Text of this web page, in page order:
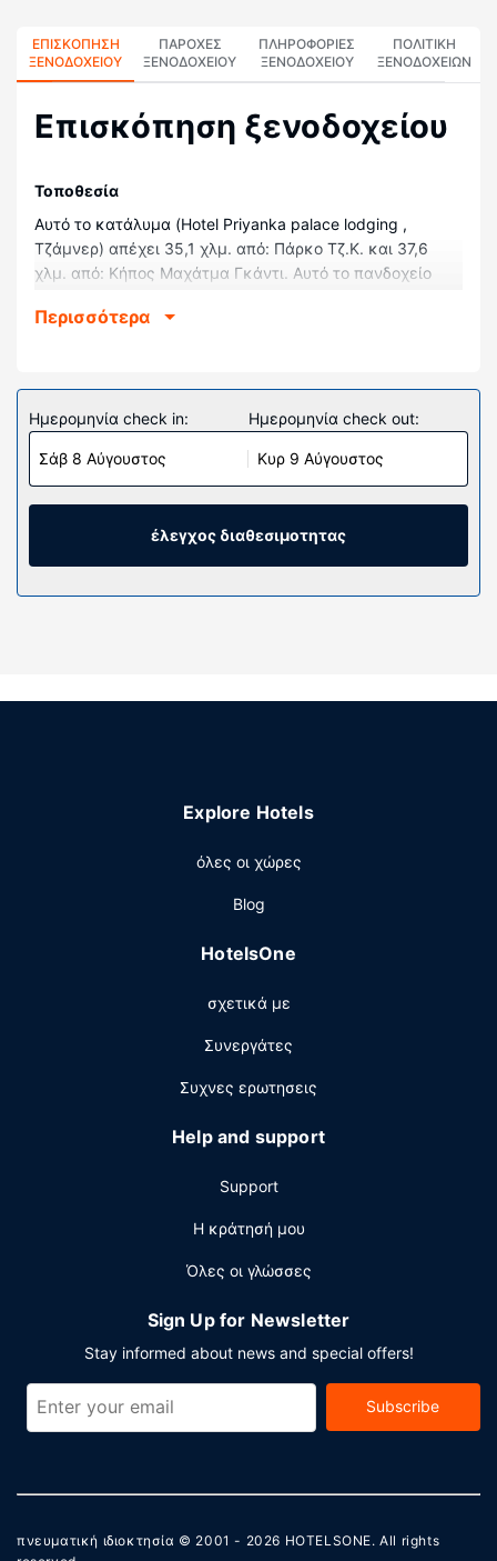
ΕΠΙΣΚΌΠΗΣΗ
ΞΕΝΟΔΟΧΕΊΟΥ
ΠΑΡΟΧΕΣ
ΞΕΝΟΔΟΧΕΙΟΥ
ΠΛΗΡΟΦΟΡΊΕΣ
ΞΕΝΟΔΟΧΕΊΟΥ
ΠΟΛΙΤΙΚΗ
ΞΕΝΟΔΟΧΕΊΩΝ
Επισκόπηση ξενοδοχείου
Τοποθεσία
Αυτό το κατάλυμα (Hotel Priyanka palace lodging ,
Τζάμνερ) απέχει 35,1 χλμ. από: Πάρκο Τζ.Κ. και 37,6
χλμ. από: Κήπος Μαχάτμα Γκάντι. Αυτό το πανδοχείο
από: Σπηλιές Αγιάντα.
Νιώστε σαν στο σπίτι σας σε ένα από τα 11 δωμάτιά
μας. Παραμείνετε online με δωρεάν ασύρματη πρόσβαση
στο ίντερνετ που προσφέρεται. Είναι διαθέσιμα μπάνια
με ντουζιέρες.
Στις σημαντικές παροχές περιλαμβάνονται δωρεάν
δωρεάν στάθμευση χωρίς παρκαδόρο.
Περισσότερα
Ημερομηνία check in:
Σάβ 8 Αύγουστος
Ημερομηνία check out:
Κυρ 9 Αύγουστος
έλεγχος διαθεσιμοτητας
Explore Hotels
όλες οι χώρες
Blog
HotelsOne
σχετικά με
Συνεργάτες
Συχνες ερωτησεις
Help and support
Support
Η κράτησή μου
Όλες οι γλώσσες
Sign Up for Newsletter
Stay informed about news and special offers!
Subscribe
πνευματική ιδιοκτησία © 2001 - 2026 HOTELSONE. All rights